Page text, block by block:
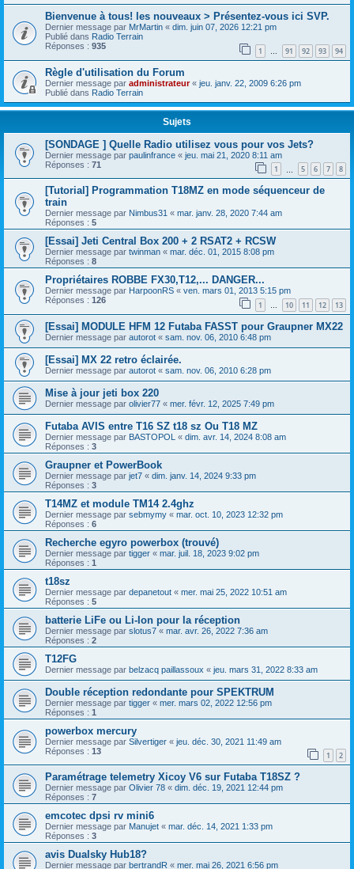
Bienvenue à tous! les nouveaux > Présentez-vous ici SVP.
Dernier message par MrMartin « dim. juin 07, 2026 12:21 pm
Publié dans Radio Terrain
Réponses : 935 1 … 91 92 93 94
Règle d'utilisation du Forum
Dernier message par administrateur« jeu. janv. 22, 2009 6:26 pm
Publié dans Radio Terrain
Sujets
[SONDAGE ] Quelle Radio utilisez vous pour vos Jets?
Dernier message par paulinfrance « jeu. mai 21, 2020 8:11 am
Réponses : 71 1 5 6 7 8
[Tutorial] Programmation T18MZ en mode séquenceur de
train
Dernier message par Nimbus31 « mar. janv. 28, 2020 7:44 am
Réponses : 5
[Essai] Jeti Central Box 200 + 2 RSAT2 + RCSW
Dernier message par twinman « mar. déc. 01, 2015 8:08 pm
Réponses : 8
Propriétaires ROBBE FX30,T12,... DANGER...
Dernier message par HarpoonRS « ven. mars 01, 2013 5:15 pm
Réponses : 126 1 … 10 11 12 13
[Essai] MODULE HFM 12 Futaba FASST pour Graupner MX22
Dernier message par autorot « sam. nov. 06, 2010 6:48 pm
[Essai] MX 22 retro éclairée.
Dernier message par autorot « sam. nov. 06, 2010 6:28 pm
Mise à jour jeti box 220
Dernier message par olivier77 « mer. févr. 12, 2025 7:49 pm
Futaba AVIS entre T16 SZ t18 sz Ou T18 MZ
Dernier message par BASTOPOL « dim. avr. 14, 2024 8:08 am
Réponses : 3
Graupner et PowerBook
Dernier message par jet7 « dim. janv. 14, 2024 9:33 pm
Réponses : 3
T14MZ et module TM14 2.4ghz
Dernier message par sebmymy « mar. oct. 10, 2023 12:32 pm
Réponses : 6
Recherche egyro powerbox (trouvé)
Dernier message par tigger « mar. juil. 18, 2023 9:02 pm
Réponses : 1
t18sz
Dernier message par depanetout « mer. mai 25, 2022 10:51 am
Réponses : 5
batterie LiFe ou Li-Ion pour la réception
Dernier message par slotus7 « mar. avr. 26, 2022 7:36 am
Réponses : 2
T12FG
Dernier message par belzacq paillassoux « jeu. mars 31, 2022 8:33 am
Double réception redondante pour SPEKTRUM
Dernier message par tigger « mer. mars 02, 2022 12:56 pm
Réponses : 1
powerbox mercury
Dernier message par Silvertiger « jeu. déc. 30, 2021 11:49 am
Réponses : 13 1 2
Paramétrage telemetry Xicoy V6 sur Futaba T18SZ ?
Dernier message par Olivier 78 « dim. déc. 19, 2021 12:44 pm
Réponses : 7
emcotec dpsi rv mini6
Dernier message par Manujet « mar. déc. 14, 2021 1:33 pm
Réponses : 3
avis Dualsky Hub18?
Dernier message par bertrandR « mer. mai 26, 2021 6:56 pm